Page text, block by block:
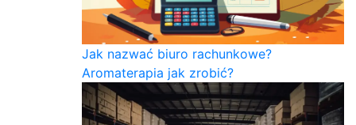
Jak nazwać biuro rachunkowe?
Aromaterapia jak zrobić?